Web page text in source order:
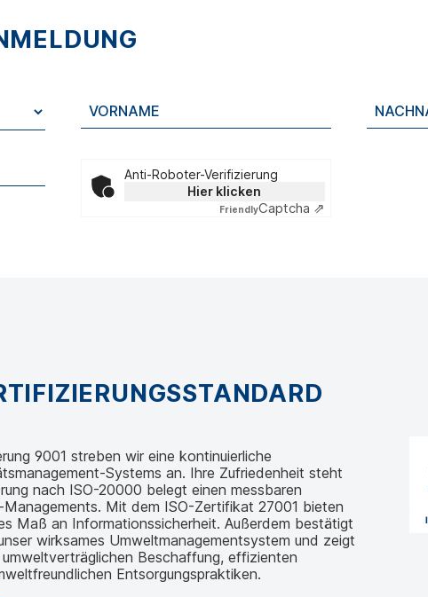
Anti-Roboter-Verifizierung
Hier klicken
FriendlyCaptcha ⇗
9001 streben wir eine kontinuierliche
Systems an. Ihre Zufriedenheit steht
nach ISO-20000 belegt einen messbaren
Mit dem ISO-Zertifikat 27001 bieten
Maß an Informationssicherheit. Außerdem bestätigt
wirksames Umweltmanagementsystem und zeigt
Beschaffung, effizienten
Entsorgungspraktiken.